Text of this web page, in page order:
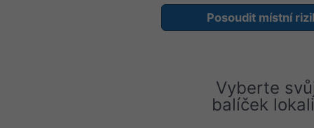
Posoudit místní
Vyberte
balíček